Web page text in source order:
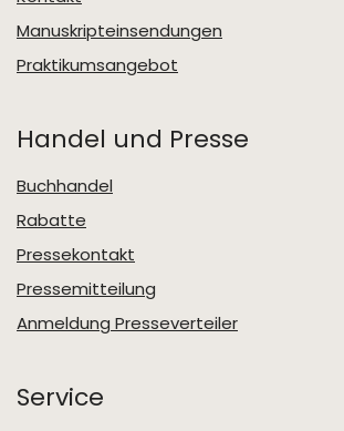
Manuskripteinsendungen
Praktikumsangebot
Handel und Presse
Buchhandel
Rabatte
Pressekontakt
Pressemitteilung
Anmeldung Presseverteiler
Service